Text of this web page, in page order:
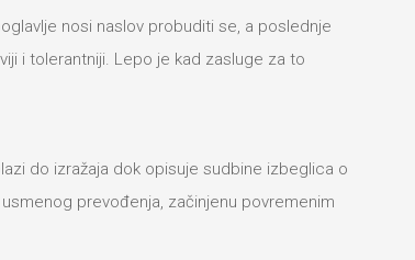
nosi naslov probuditi se, a poslednje
i tolerantniji. Lepo je kad zasluge za to
do izražaja dok opisuje sudbine izbeglica o
prevođenja, začinjenu povremenim